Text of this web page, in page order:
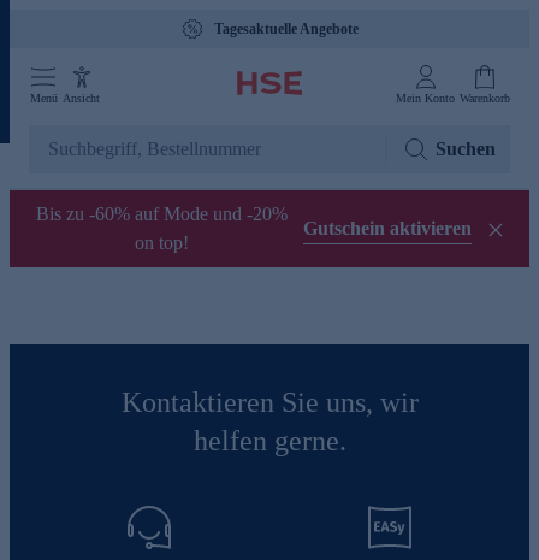
Tagesaktuelle Angebote
Menü Ansicht Mein Konto Warenkorb
Suchen
Bis zu -60% auf Mode und -20%
on top!
Gutschein aktivieren
Kontaktieren Sie uns, wir
helfen gerne.